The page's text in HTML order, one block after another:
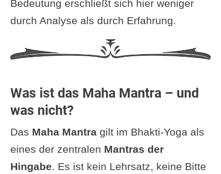
Bedeutung erschließt sich hier weniger
durch Analyse als durch Erfahrung.
Was ist das Maha Mantra – und
was nicht?
Das Maha Mantragilt im Bhakti-Yoga als
eines der zentralen Mantras der
Hingabe. Es ist kein Lehrsatz, keine Bitte